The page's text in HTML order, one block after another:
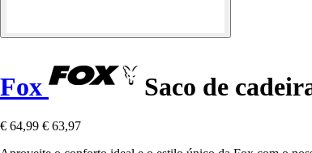
Fox Saco de
€ 64,99 € 63,97